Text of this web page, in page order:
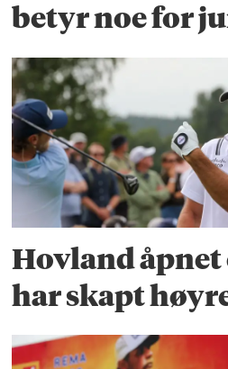
betyr noe for
Hovland åpnet
har skapt